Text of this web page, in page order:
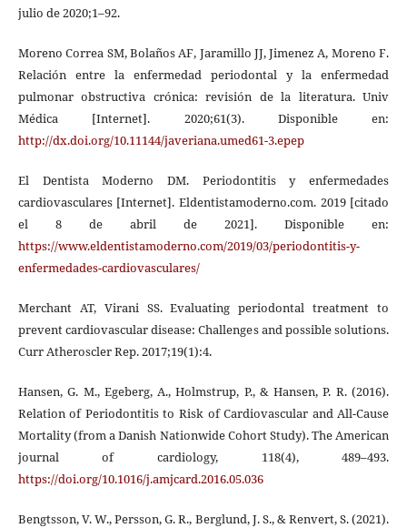
julio de 2020;1–92.
Moreno Correa SM, Bolaños AF, Jaramillo JJ, Jimenez A, Moreno F.
Relación entre la enfermedad periodontal y la enfermedad
pulmonar obstructiva crónica: revisión de la literatura. Univ
Médica [Internet]. 2020;61(3). Disponible en:
http://dx.doi.org/10.11144/javeriana.umed61-3.epep
El Dentista Moderno DM. Periodontitis y enfermedades
cardiovasculares [Internet]. Eldentistamoderno.com. 2019 [citado
el 8 de abril de 2021]. Disponible en:
https://www.eldentistamoderno.com/2019/03/periodontitis-y-
enfermedades-cardiovasculares/
Merchant AT, Virani SS. Evaluating periodontal treatment to
prevent cardiovascular disease: Challenges and possible solutions.
Curr Atheroscler Rep. 2017;19(1):4.
Hansen, G. M., Egeberg, A., Holmstrup, P., & Hansen, P. R. (2016).
Relation of Periodontitis to Risk of Cardiovascular and All-Cause
Mortality (from a Danish Nationwide Cohort Study). The American
journal of cardiology, 118(4), 489–493.
https://doi.org/10.1016/j.amjcard.2016.05.036
Bengtsson, V. W., Persson, G. R., Berglund, J. S., & Renvert, S. (2021).